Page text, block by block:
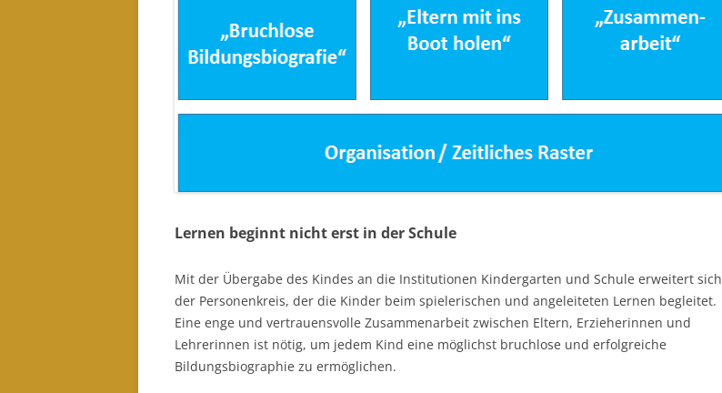
Lernen beginnt nicht erst in der Schule
Mit der Übergabe des Kindes an die Institutionen Kindergarten und Schule erweitert sich
der Personenkreis, der die Kinder beim spielerischen und angeleiteten Lernen begleitet.
Eine enge und vertrauensvolle Zusammenarbeit zwischen Eltern, Erzieherinnen und
Lehrerinnen ist nötig, um jedem Kind eine möglichst bruchlose und erfolgreiche
Bildungsbiographie zu ermöglichen.